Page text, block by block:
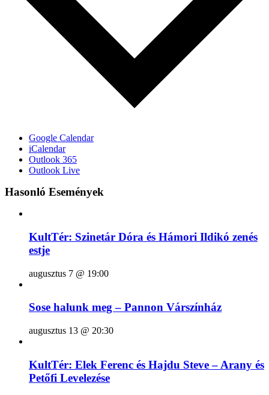
Google Calendar
iCalendar
Outlook 365
Outlook Live
Hasonló Események
KultTér: Szinetár Dóra és Hámori Ildikó zenés
estje
augusztus 7 @ 19:00
Sose halunk meg – Pannon Várszínház
augusztus 13 @ 20:30
KultTér: Elek Ferenc és Hajdu Steve – Arany és
Petőfi Levelezése